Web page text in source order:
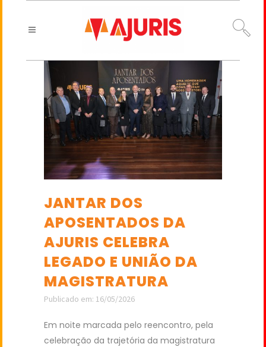
JANTAR DOS
APOSENTADOS DA
AJURIS CELEBRA
LEGADO E UNIÃO DA
MAGISTRATURA
Publicado em: 16/05/2026
Em noite marcada pelo reencontro, pela
celebração da trajetória da magistratura